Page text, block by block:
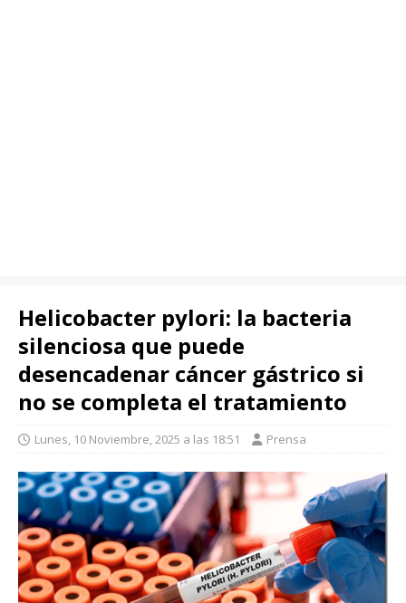
Helicobacter pylori: la bacteria
silenciosa que puede
desencadenar cáncer gástrico si
no se completa el tratamiento
Lunes, 10 Noviembre, 2025 a las 18:51 Prensa